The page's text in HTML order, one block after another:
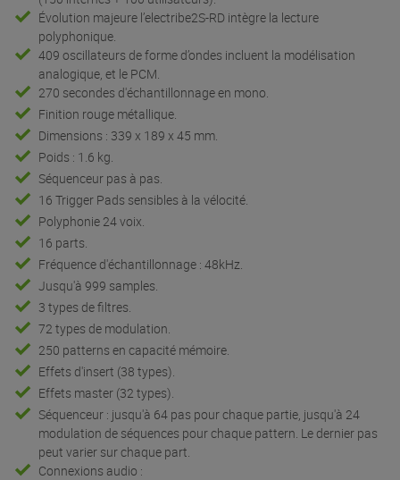
Évolution majeure l’electribe2S-RD intègre la lecture
polyphonique.
409 oscillateurs de forme d’ondes incluent la modélisation
analogique, et le PCM.
270 secondes d'échantillonnage en mono.
Finition rouge métallique.
Dimensions : 339 x 189 x 45 mm.
Poids : 1.6 kg.
Séquenceur pas à pas.
16 Trigger Pads sensibles à la vélocité.
Polyphonie 24 voix.
16 parts.
Fréquence d'échantillonnage : 48kHz.
Jusqu'à 999 samples.
3 types de filtres.
72 types de modulation.
250 patterns en capacité mémoire.
Effets d'insert (38 types).
Effets master (32 types).
Séquenceur : jusqu'à 64 pas pour chaque partie, jusqu'à 24
modulation de séquences pour chaque pattern. Le dernier pas
peut varier sur chaque part.
Connexions audio :